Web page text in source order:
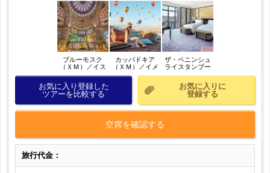
ブルーモスク
（ＸＭ）／イス
メージ
カッパドキア
（ＸＭ）／イメ
ザ・ペニンシュ
ライスタンブー
ラックスボスポ
ラスルーム）／
イメージ
お気に入り登録した
ツアーを比較する
お気に入りに
登録する
空席を確認する
旅行代金：